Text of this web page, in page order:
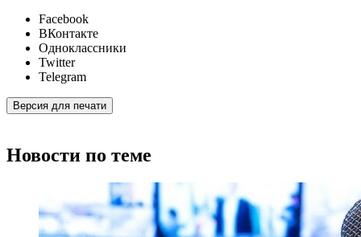
Facebook
ВКонтакте
Одноклассники
Twitter
Telegram
Версия для печати
Новости по теме